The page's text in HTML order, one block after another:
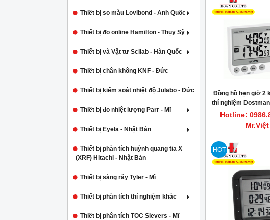
Thiết bị so màu Lovibond - Anh Quốc
Thiết bị đo online Hamilton - Thụy Sỹ
Thiết bị và Vật tư Scilab - Hàn Quốc
Thiết bị chân không KNF - Đức
Thiết bị kiểm soát nhiệt độ Julabo - Đức
Thiết bị đo nhiệt lượng Parr - Mĩ
Thiết bị Eyela - Nhật Bản
Thiết bị phân tích huỳnh quang tia X
(XRF) Hitachi - Nhật Bản
Thiết bị sàng rây Tyler - Mĩ
Thiết bị phân tích thí nghiệm khác
Thiết bị phân tích TOC Sievers - Mĩ
Đồng hồ hẹn giờ 2
thí nghiệm
Hotline:
Mr.Việt
HOT